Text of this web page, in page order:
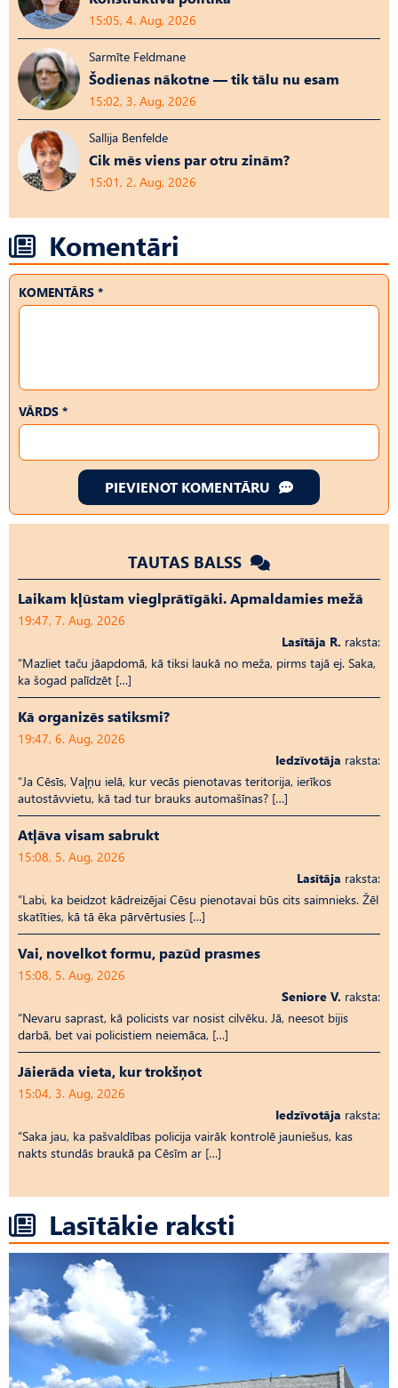
15:05, 4. Aug, 2026
Sarmīte Feldmane
Šodienas nākotne — tik tālu nu esam
15:02, 3. Aug, 2026
Sallija Benfelde
Cik mēs viens par otru zinām?
15:01, 2. Aug, 2026
Komentāri
KOMENTĀRS *
VĀRDS *
PIEVIENOT KOMENTĀRU
TAUTAS BALSS
Laikam kļūstam vieglprātīgāki. Apmaldamies mežā
19:47, 7. Aug, 2026
Lasītāja R. raksta:
“Mazliet taču jāapdomā, kā tiksi laukā no meža, pirms tajā ej. Saka,
ka šogad palīdzēt […]
Kā organizēs satiksmi?
19:47, 6. Aug, 2026
Iedzīvotāja raksta:
“Ja Cēsīs, Vaļņu ielā, kur vecās pienotavas teritorija, ierīkos
autostāvvietu, kā tad tur brauks automašīnas? […]
Atļāva visam sabrukt
15:08, 5. Aug, 2026
Lasītāja raksta:
“Labi, ka beidzot kādreizējai Cēsu pienotavai būs cits saimnieks. Žēl
skatīties, kā tā ēka pārvērtusies […]
Vai, novelkot formu, pazūd prasmes
15:08, 5. Aug, 2026
Seniore V. raksta:
“Nevaru saprast, kā policists var nosist cilvēku. Jā, neesot bijis
darbā, bet vai policistiem neiemāca, […]
Jāierāda vieta, kur trokšņot
15:04, 3. Aug, 2026
Iedzīvotāja raksta:
“Saka jau, ka pašvaldības policija vairāk kontrolē jauniešus, kas
nakts stundās braukā pa Cēsīm ar […]
Lasītākie raksti